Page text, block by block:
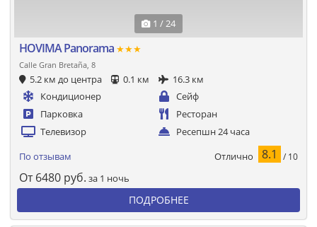
1 / 24
HOVIMA Panorama ★★★
Calle Gran Bretaña, 8
5.2 км до центра 0.1 км
16.3 км
Кондиционер
Сейф
Парковка
Ресторан
Телевизор
Ресепшн 24 часа
По отзывам Отлично 8.1 / 10
От 6480 руб. за 1 ночь
ПОДРОБНЕЕ